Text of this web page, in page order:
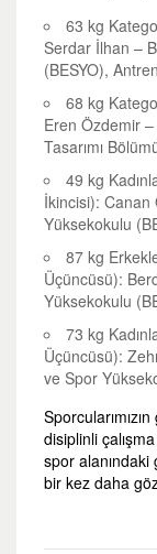
63 kg
Serdar İlhan –
(BESYO),
68 kg
Eren Özdemir
Tasarımı
49 kg
İkincisi):
Yüksekokulu
87 kg
Üçüncüsü):
Yüksekokulu
73 kg
Üçüncüsü):
ve Spor
disiplinli
spor alanındaki
bir kez daha